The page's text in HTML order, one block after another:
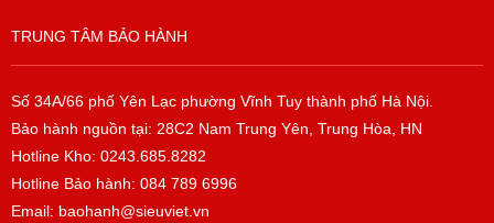
TRUNG TÂM BẢO HÀNH
Số 34A/66 phố Yên Lạc phường Vĩnh Tuy thành phố Hà Nội.
Bảo hành nguồn tại: 28C2 Nam Trung Yên, Trung Hòa, HN
Hotline Kho: 0243.685.8282
Hotline Bảo hành: 084 789 6996
Email: baohanh@sieuviet.vn